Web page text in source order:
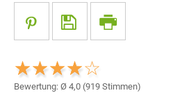
Bewertung: Ø 4,0 (919 Stimmen)